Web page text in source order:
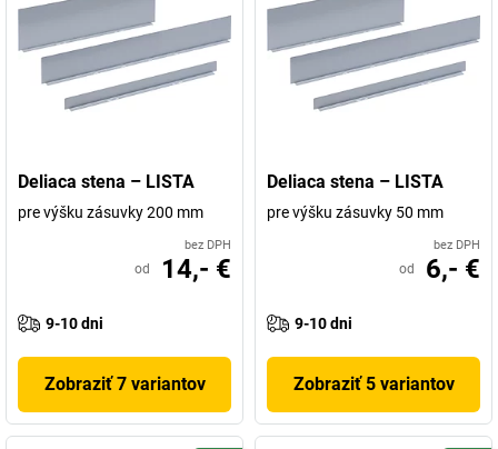
Deliaca stena – LISTA
pre výšku zásuvky 200 mm
bez DPH
od 14,- €
9-10 dni
Zobraziť 7 variantov
Deliaca stena – LISTA
pre výšku zásuvky 50 mm
bez DPH
od 6,- €
9-10 dni
Zobraziť 5 variantov